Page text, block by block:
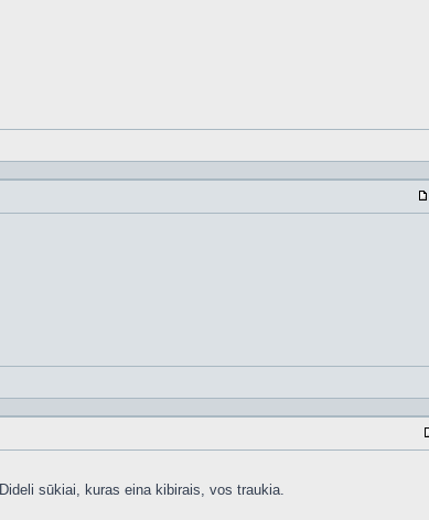
sūkiai, kuras eina kibirais, vos traukia.